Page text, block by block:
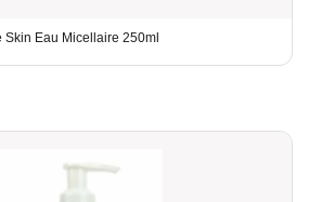
Skin Eau Micellaire 250ml